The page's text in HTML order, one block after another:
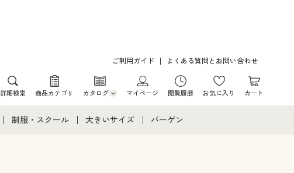
ご利用ガイド よくある質問とお問い合わせ
詳細検索 商品カテゴリ カタログ
カタログ・チラシからのご注文
マイページ 閲覧履歴 お気に入り カート
制服・スクール 大きいサイズ バーゲン